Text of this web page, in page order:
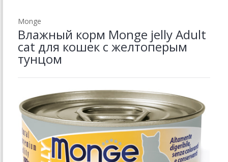
Monge
Влажный корм Monge jelly Adult
cat для кошек с желтоперым
тунцом